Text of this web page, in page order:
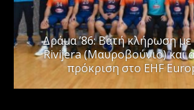
Δράμα ’86: Βατή κλήρωση
Rivijera (Μαυροβούνιο) και
πρόκριση στο EHF